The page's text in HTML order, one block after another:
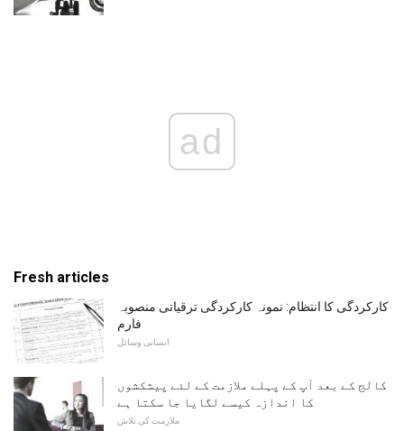
ad
Fresh articles
کارکردگی کا انتظام: نمونہ کارکردگی ترقیاتی منصوبہ
فارم
انسانی وسائل
کالج کے بعد آپ کے پہلے ملازمت کے لئے پیشکشوں
کا اندازہ کیسے لگایا جا سکتا ہے
ملازمت کی تلاش